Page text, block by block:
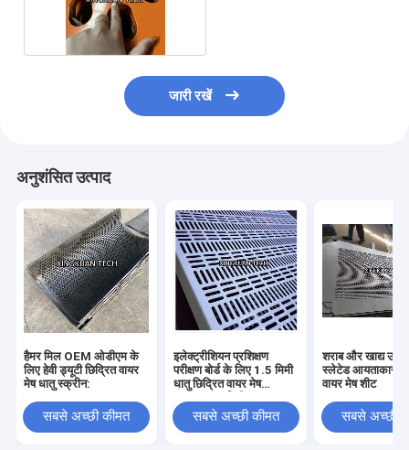
जारी रखें
अनुशंसित उत्पाद
हैमर मिल OEM ओडीएम के
लिए हेवी ड्यूटी छिद्रित वायर
मेष धातु स्क्रीन:
सबसे अच्छी कीमत
इलेक्ट्रीशियन प्रशिक्षण
परीक्षण बोर्ड के लिए 1.5 मिमी
धातु छिद्रित वायर मेष
सबसे अच्छी कीमत
शराब और खाद्य
स्लेटेड आयताकार
वायर मेष शीट
सबसे अच्छी